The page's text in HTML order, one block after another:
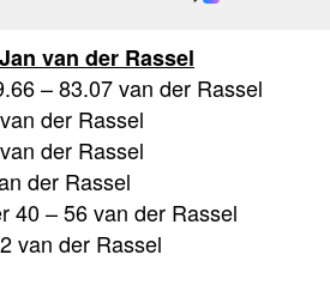
van der Rassel
– 83.07 van der Rassel
der Rassel
der Rassel
der Rassel
40 – 56 van der Rassel
van der Rassel